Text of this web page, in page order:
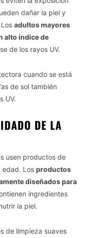
dañar la piel y
adultos mayores
alto índice de
de los rayos UV.
cuando se está
de sol también
UV.
DE LA
usen productos de
edad. Los productos
diseñados para
ingredientes
la piel.
de limpieza suaves